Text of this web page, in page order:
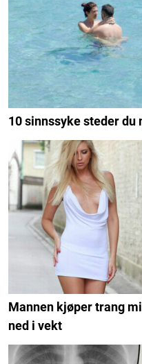
10 sinnssyke steder du
Mannen kjøper trang
ned i vekt